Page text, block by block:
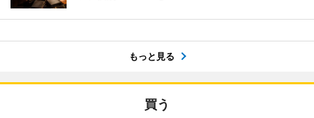
もっと見る
買う